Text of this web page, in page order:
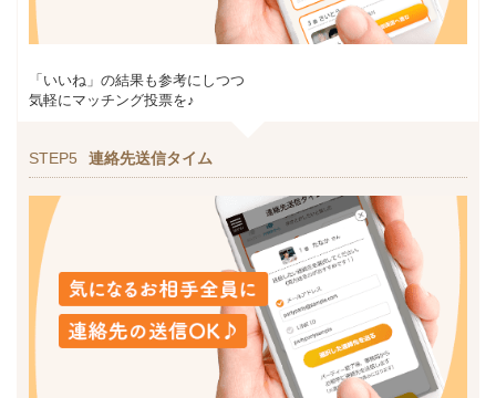
「いいね」の結果も参考にしつつ
気軽にマッチング投票を♪
STEP5 連絡先送信タイム